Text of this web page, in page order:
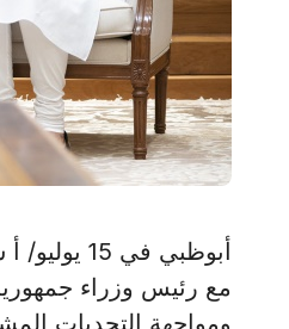
أبوظبي
مع رئيس وزراء جمهورية
ومواجهة التحديات